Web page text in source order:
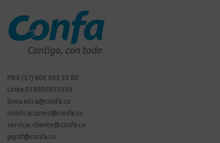
PBX (57) 606 893 33 80
Línea 018000933030
linea.etica@confa.co
notificaciones@confa.co
servicio.cliente@confa.co
pqrsf@confa.co